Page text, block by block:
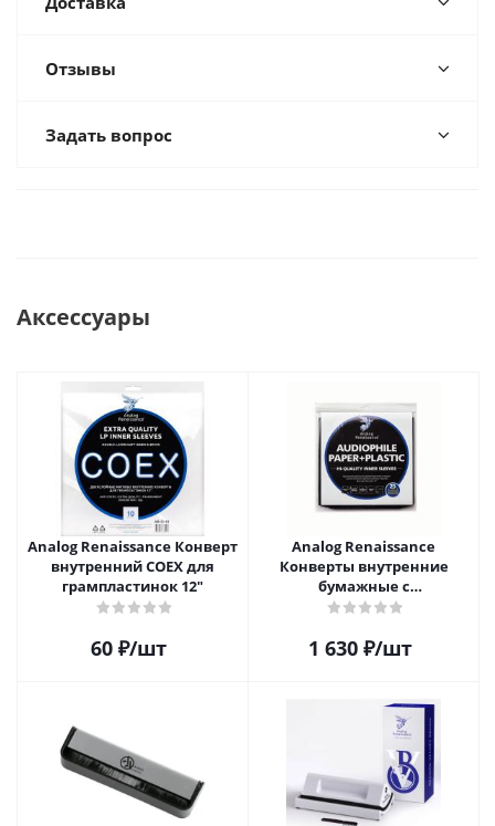
Отзывы
Задать вопрос
Аксессуары
Analog Renaissance Конверт
внутренний COEX для
грампластинок 12"
60 ₽/шт
Analog Renaissance
Конверты внутренние
бумажные с
антистатическим пакетом
Audiophile Paper+Plastic (25
1 630₽/шт